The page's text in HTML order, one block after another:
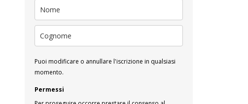
Puoi modificare o annullare l'iscrizione in qualsiasi
momento.
Permessi